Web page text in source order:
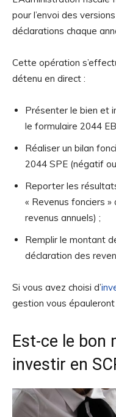
pour l’envoi des
déclarations chaque
Cette opération
détenu en direct :
Présenter le bien et
le formulaire 2044
Réaliser un bilan
2044 SPE (négatif
Reporter les
« Revenus fonciers
revenus annuels) ;
Remplir le montant
déclaration des
Si vous avez choisi d’
gestion vous
Est-ce le bon
investir en